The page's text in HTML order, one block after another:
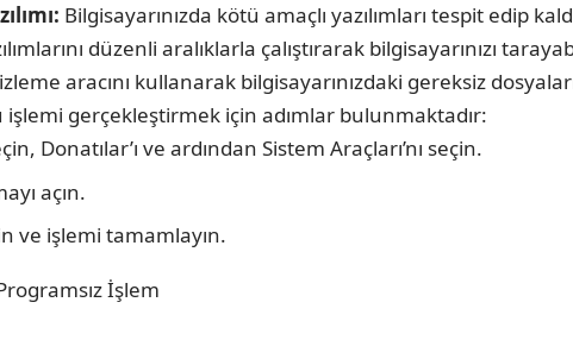
Bilgisayarınızda kötü amaçlı yazılımları tespit edip
düzenli aralıklarla çalıştırarak bilgisayarınızı
aracını kullanarak bilgisayarınızdaki gereksiz
işlemi gerçekleştirmek için adımlar bulunmaktadır:
Donatılar’ı ve ardından Sistem Araçları’nı seçin.
açın.
ve işlemi tamamlayın.